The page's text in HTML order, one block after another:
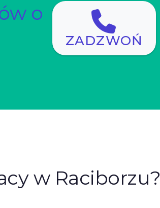
o
ZADZWOŃ
w Raciborzu?